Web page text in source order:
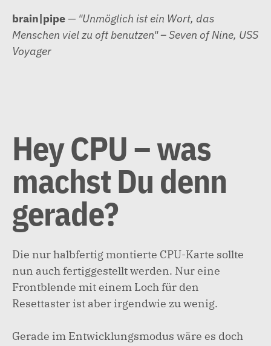
Inhalt
springen
brain|pipe— "Unmöglich ist ein Wort, das
Menschen viel zu oft benutzen" – Seven of Nine, USS
Voyager
Hey CPU – was
machst Du denn
gerade?
Die nur halbfertig montierte CPU-Karte sollte
nun auch fertiggestellt werden. Nur eine
Frontblende mit einem Loch für den
Resettaster ist aber irgendwie zu wenig.
Gerade im Entwicklungsmodus wäre es doch